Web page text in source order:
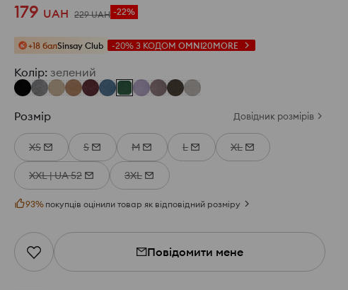
179 UAH 229 UAH -22%
+18 балSinsay Club -20% З КОДОМ OMNI20MORE
Колір: зелений
Розмір Довідник розмірів
XS S M L XL
XXL | UA 52 3XL
93% покупців оцінили товар як відповідний розміру
Повідомити мене